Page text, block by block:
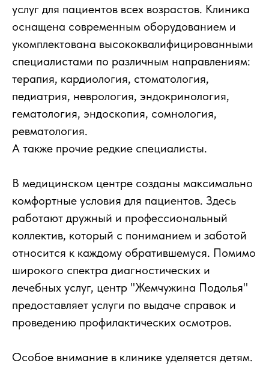
услуг для пациентов всех возрастов. Клиника
оснащена современным оборудованием и
укомплектована высококвалифицированными
специалистами по различным направлениям:
терапия, кардиология, стоматология,
педиатрия, неврология, эндокринология,
гематология, эндоскопия, сомнология,
ревматология.
А также прочие редкие специалисты.
В медицинском центре созданы максимально
комфортные условия для пациентов. Здесь
работают дружный и профессиональный
коллектив, который с пониманием и заботой
относится к каждому обратившемуся. Помимо
широкого спектра диагностических и
лечебных услуг, центр "Жемчужина Подолья"
предоставляет услуги по выдаче справок и
проведению профилактических осмотров.
Особое внимание в клинике уделяется детям.